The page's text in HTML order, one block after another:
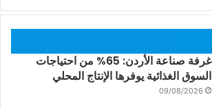
غرفة صناعة الأردن: 65% من احتياجات
السوق الغذائية يوفرها الإنتاج المحلي
09/08/2026